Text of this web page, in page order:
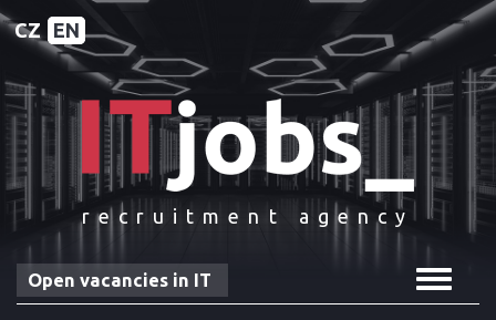
CZ EN
recruitment agency
Toggle
Open vacancies in IT